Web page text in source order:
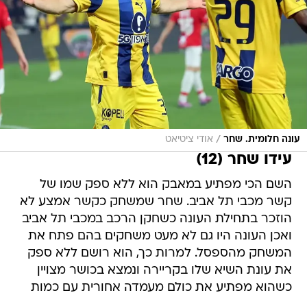
עונה חלומית. שחר / אודי ציטיאט
עידו שחר (12)
השם הכי מפתיע במאבק הוא ללא ספק שמו של
קשר מכבי תל אביב. שחר שמשחק כקשר אמצע לא
הוזכר בתחילת העונה כשחקן הרכב במכבי תל אביב
ואכן העונה היו גם לא מעט משחקים בהם פתח את
המשחק מהספסל. למרות כך, הוא רושם ללא ספק
את עונת השיא שלו בקריירה ונמצא בכושר מצויין
כשהוא מפתיע את כולם מעמדה אחורית עם כמות